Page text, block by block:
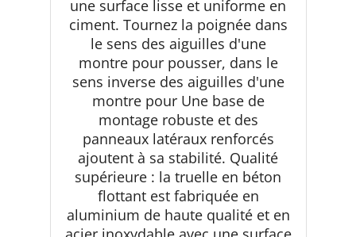
une surface lisse et uniforme en
ciment. Tournez la poignée dans
le sens des aiguilles d'une
montre pour pousser, dans le
sens inverse des aiguilles d'une
montre pour Une base de
montage robuste et des
panneaux latéraux renforcés
ajoutent à sa stabilité. Qualité
supérieure : la truelle en béton
flottant est fabriquée en
aluminium de haute qualité et en